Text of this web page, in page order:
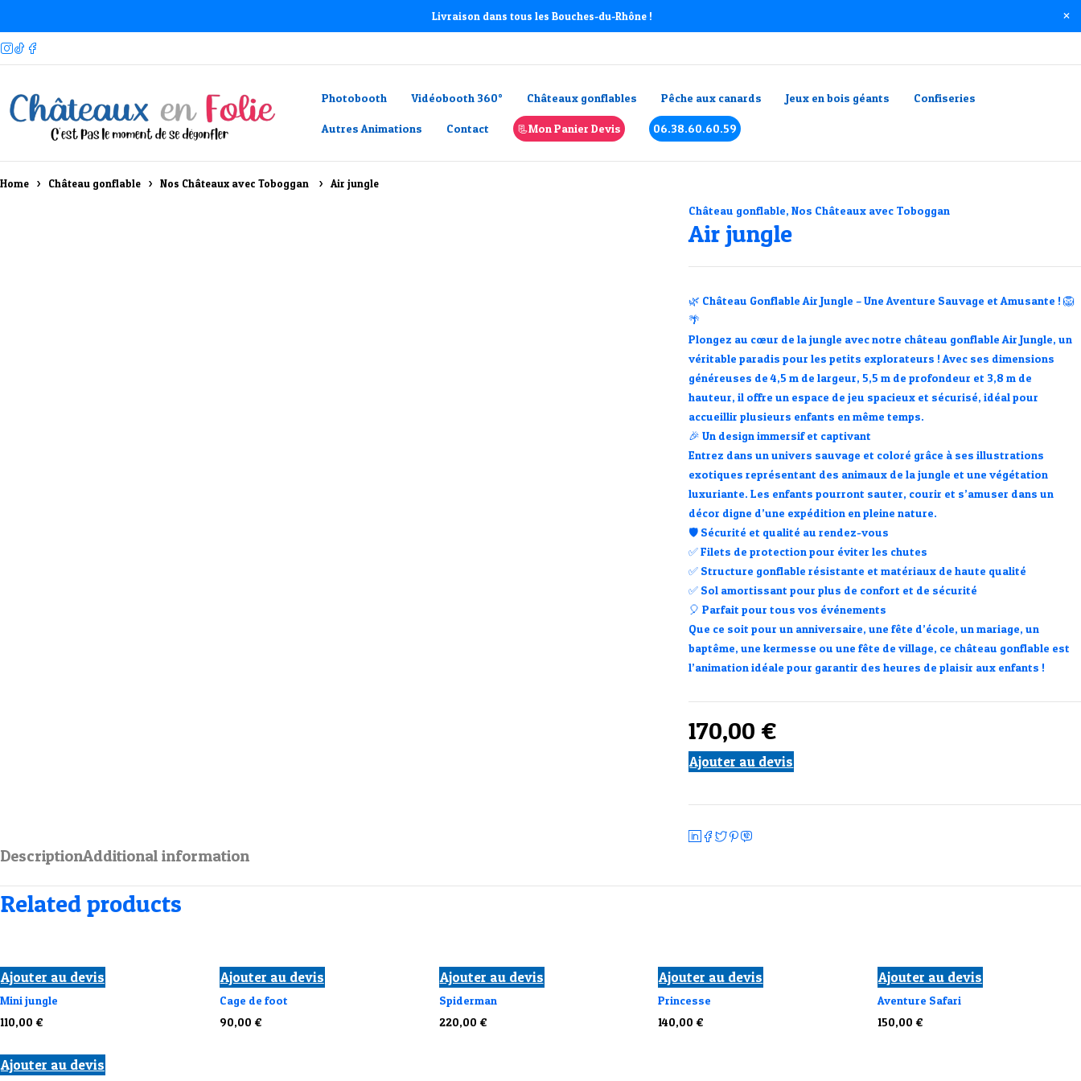
Livraison dans tous les Bouches-du-Rhône !
Photobooth Vidéobooth 360° Châteaux gonflables Pêche aux canards Jeux en bois géants Confiseries
Autres Animations Contact 📃Mon Panier Devis 06.38.60.60.59
Home Château gonflable Nos Châteaux avec Toboggan ​ Air jungle
Château gonflable,Nos Châteaux avec Toboggan ​
Air jungle
🌿 Château Gonflable Air Jungle – Une Aventure Sauvage et Amusante ! 🦁
🌴
Plongez au cœur de la jungle avec notre château gonflable Air Jungle, un
véritable paradis pour les petits explorateurs ! Avec ses dimensions
généreuses de 4,5 m de largeur, 5,5 m de profondeur et 3,8 m de
hauteur, il offre un espace de jeu spacieux et sécurisé, idéal pour
accueillir plusieurs enfants en même temps.
🎉Un design immersif et captivant
Entrez dans un univers sauvage et coloré grâce à sesillustrations
exotiques représentant des animaux de la jungle et une végétation
luxuriante. Les enfants pourront sauter, courir et s’amuser dans un
décor digne d’une expédition en pleine nature.
🛡 Sécurité et qualité au rendez-vous
✅ Filets de protection pour éviter les chutes
✅ Structure gonflable résistante et matériaux de haute qualité
✅ Sol amortissant pour plus de confort et de sécurité
🎈Parfait pour tous vos événements
Que ce soit pour un anniversaire, une fête d’école, un mariage, un
baptême, une kermesse ou une fête de village, ce château gonflable est
l’animation idéale pour garantir des heures de plaisir aux enfants !
170,00 €
Ajouter au devis
DescriptionAdditional information
Related products
Ajouter au devis
Mini jungle
110,00 €
Ajouter au devis
Cage de foot
90,00 €
Ajouter au devis
Spiderman
220,00 €
Ajouter au devis
Princesse
140,00 €
Ajouter au devis
Aventure Safari
150,00 €
Ajouter au devis